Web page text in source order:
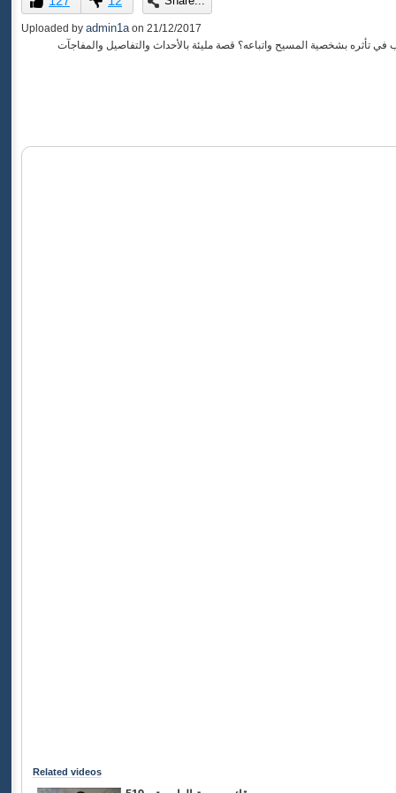
of
0
seconds
Uploaded by admin1a on 21/12/2017
تأثره بشخصية المسيح واتباعه؟ قصة مليئة بالأحداث والتفاصيل والمفاجآت
Related videos